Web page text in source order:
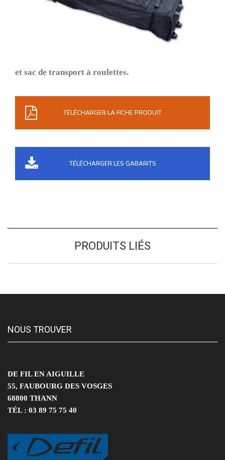
et sac de transport à roulettes.
TÉLÉCHARGER LA FICHE PRODUIT
TÉLÉCHARGER LES GABARITS
PRODUITS LIÉS
NOUS TROUVER
DE FIL EN AIGUILLE
55, FAUBOURG DES VOSGES
68800 THANN
TÉL : 03 89 75 75 40